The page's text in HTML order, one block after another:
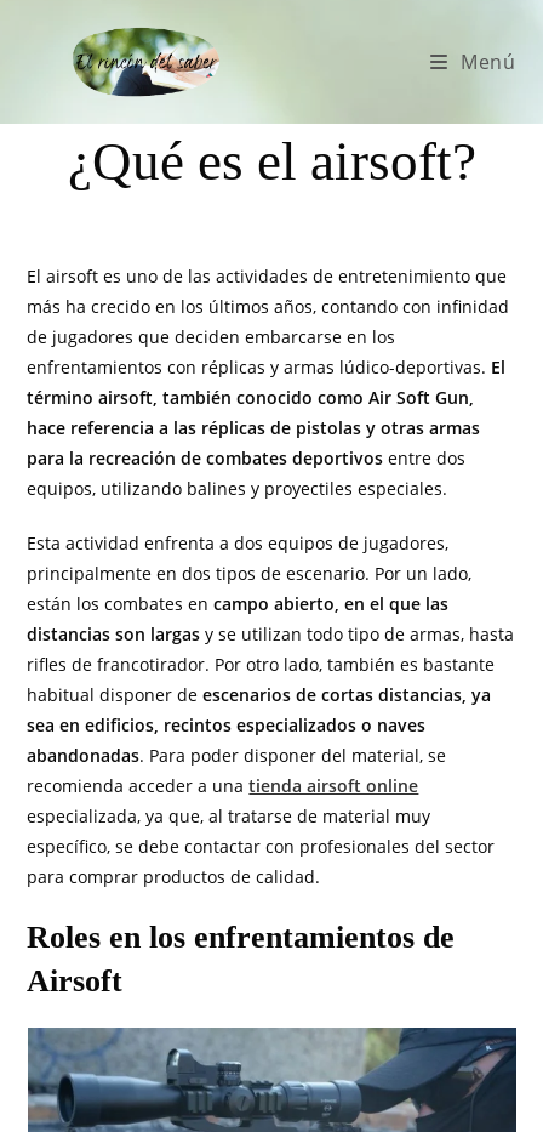
Menú
¿Qué es el airsoft?
El airsoft es uno de las actividades de entretenimiento que
más ha crecido en los últimos años, contando con infinidad
de jugadores que deciden embarcarse en los
enfrentamientos con réplicas y armas lúdico-deportivas. El
término airsoft, también conocido como Air Soft Gun,
hace referencia a las réplicas de pistolas y otras armas
para la recreación de combates deportivos entre dos
equipos, utilizando balines y proyectiles especiales.
Esta actividad enfrenta a dos equipos de jugadores,
principalmente en dos tipos de escenario. Por un lado,
están los combates en campo abierto, en el que las
distancias son largas y se utilizan todo tipo de armas, hasta
rifles de francotirador. Por otro lado, también es bastante
habitual disponer deescenarios de cortas distancias, ya
sea en edificios, recintos especializados o naves
abandonadas. Para poder disponer del material, se
recomienda acceder a unatienda airsoft online
especializada, ya que, al tratarse de material muy
específico, se debe contactar con profesionales del sector
para comprar productos de calidad.
Roles en los enfrentamientos de
Airsoft